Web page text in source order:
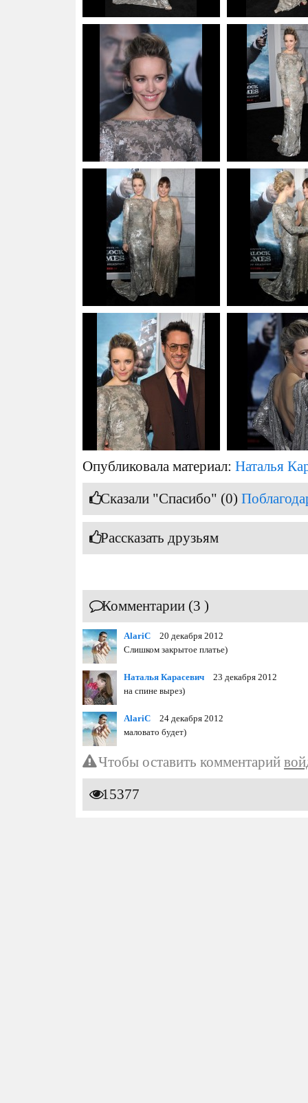
Опубликовала материал: Наталья
Сказали "Спасибо" (0)
Рассказать друзьям
Комментарии (3 )
AlariC
20 декабря 2012
Слишком закрытое платье)
Наталья Карасевич
23 декабря 2012
на спине вырез)
AlariC
24 декабря 2012
маловато будет)
Чтобы оставить комментарий
15377